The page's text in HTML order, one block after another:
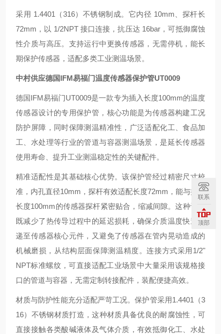
采用 1.4401（316）不锈钢制成。它内径 10mm、探杆长
72mm，以 1/2NPT 接口连接，抗压达 16bar，可抵御腐蚀
性介质与高压。支持运行中更换传感器，无需停机，能长
期保护传感器，适配多类工业测温场景。
中村供应德国IFM易福门温度传感器保护管UT0009
德国IFM易福门UT0009是一款专为插入长度100mm的温度
传感器设计的专用保护管，核心功能是为传感器构建工况
防护屏障，同时保障测温精准性，广泛适配化工、食品加
工、水处理等行业的管道与容器测温场景，是延长传感器
使用寿命、提升工业测温稳定性的关键配件。
精准适配性是其基础核心优势。该保护管经过精密尺寸校
准，内孔直径10mm，探杆有效适配长度72mm，能与插入
长度100mm的传感器探杆紧密贴合，缩减间隙。这种设计
既减少了热传导过程中的延迟损耗，确保介质温度快速传
递至传感器核心元件，又避免了传感器在管内晃动造成的
机械磨损，从结构层面保障测温精度。连接方式采用1/2"
NPT标准螺纹，可直接适配工业场景中大量采用该规格接
口的管道与容器，无需定制转接配件，装配便捷高效。
材质与防护性能充分适配严苛工况。保护管采用1.4401（3
16）不锈钢材质打造，这种材质具备优良的耐腐蚀性，可
直接接触各类酸碱液体及气体介质，有效抵御化工、水处
联系
顶部